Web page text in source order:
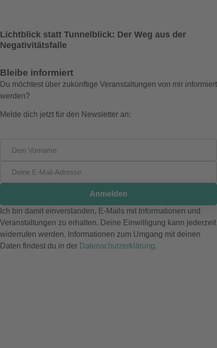
Lichtblick statt Tunnelblick: Der Weg aus der
Negativitätsfalle
Bleibe informiert
Du möchtest über zukünftige Veranstaltungen von mir informiert
werden?
Melde dich jetzt für den Newsletter an:
Anmelden
Ich bin damit einverstanden, E-Mails mit Informationen und
Veranstaltungen zu erhalten. Deine Einwilligung kann jederzeit
widerrufen werden. Informationen zum Umgang mit deinen
Daten findest du in der Datenschutzerklärung.